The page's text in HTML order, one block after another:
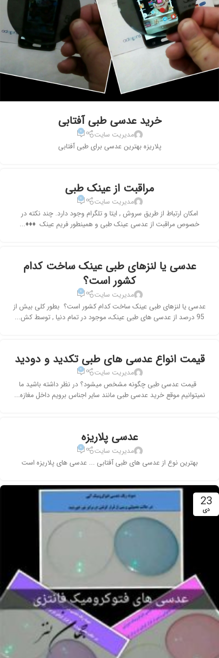
خرید عدسی طبی آفتابی
مدیریت سایت ۰
پلاریزه بهترین عدسی برای طبی آفتابی
مراقبت از عینک طبی
مدیریت سایت ۰
امکان ارتباط از طریق سروش , ایتا و تلگرام وجود دارد. چند نکته در
خصوص مراقبت از عدسی عینک طبی و همینطور فریم عینک ♦♦♦...
عدسی یا لنزهای طبی عینک ساخت کدام
کشور است؟
مدیریت سایت ۰
عدسی یا لنزهای طبی عینک ساخت کدام کشور است؟ بطور کلی بیش از
95 درصد از عدسی های طبی عینک، موجود در تمام دنیا , توسط کش...
قیمت انواع عدسی های طبی تکدید و دودید
مدیریت سایت ۰
قیمت عدسی طبی چگونه مشخص میشود؟ در نظر داشته باشید ما
نمیتوانیم موقع خرید عدسی طبی مانند سایر اجناس برویم داخل مغازه...
عدسی پلاریزه
مدیریت سایت ۰
بهترین نوع از عدسی های طبی آفتابی ... عدسی های پلاریزه است
23
دی